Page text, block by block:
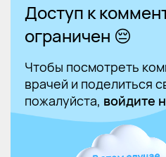
Доступ к
ограничен 😔
Чтобы посмотреть
врачей и поделиться
пожалуйста, войдите